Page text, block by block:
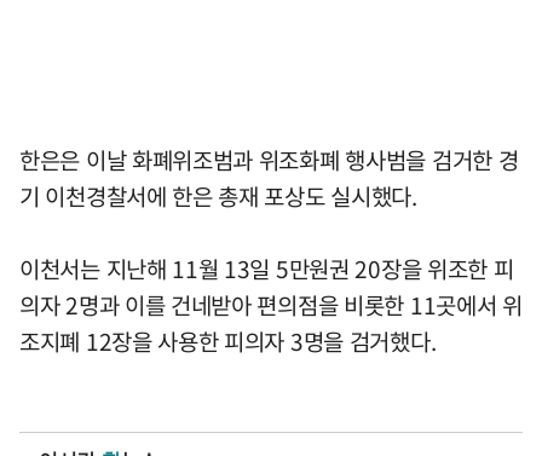
한은은 이날 화폐위조범과 위조화폐 행사범을 검거한 경
기 이천경찰서에 한은 총재 포상도 실시했다.
이천서는 지난해 11월 13일 5만원권 20장을 위조한 피
의자 2명과 이를 건네받아 편의점을 비롯한 11곳에서 위
조지폐 12장을 사용한 피의자 3명을 검거했다.